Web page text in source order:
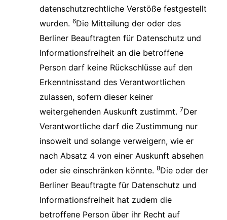
datenschutzrechtliche Verstöße festgestellt
wurden. 6Die Mitteilung der oder des
Berliner Beauftragten für Datenschutz und
Informationsfreiheit an die betroffene
Person darf keine Rückschlüsse auf den
Erkenntnisstand des Verantwortlichen
zulassen, sofern dieser keiner
weitergehenden Auskunft zustimmt. 7Der
Verantwortliche darf die Zustimmung nur
insoweit und solange verweigern, wie er
nach Absatz 4 von einer Auskunft absehen
oder sie einschränken könnte. 8Die oder der
Berliner Beauftragte für Datenschutz und
Informationsfreiheit hat zudem die
betroffene Person über ihr Recht auf